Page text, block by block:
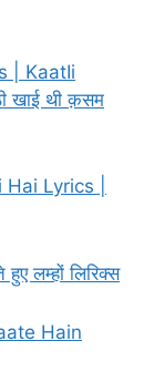
| KaatIi
खाई थी क़सम
Lyrics |
लम्हों लिरिक्स
Hain